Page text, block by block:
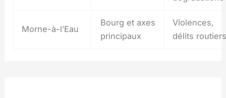
Morne-à-l’Eau
Bourg et axes
principaux
Violences,
délits routiers